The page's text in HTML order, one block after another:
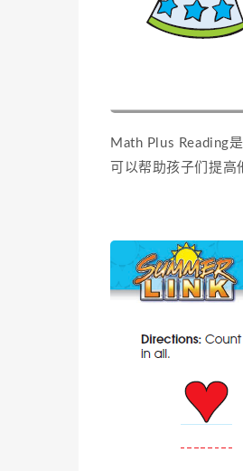
Math Plus Reading
可以帮助孩子们提高